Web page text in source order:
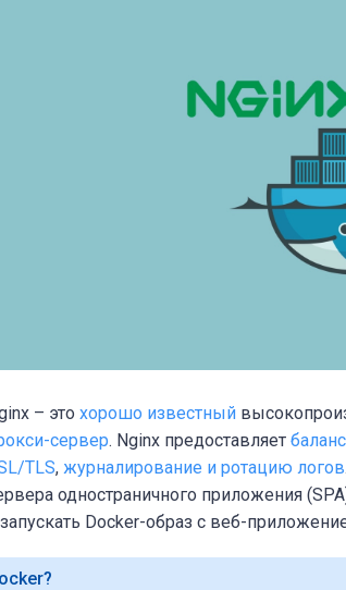
– это хорошо известный
сервер. Nginx предоставляет
TLS, журналирование и ротацию логов
одностраничного приложения
Docker-образ с веб-